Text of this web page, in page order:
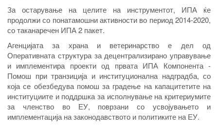
За остарување на целите на инструментот, ИПА ќе
продолжи со понатамошни активности во период 2014-2020,
со таканаречен ИПА 2 пакет.
Агенцијата за храна и ветеринарство е дел од
Оперативната структура за децентрализирано управување
и имплементира проекти од првата ИПА Компонента -
Помош при транзиција и институционална надградба, со
која се обезбедува помош за градење на капацитетите на
институциите и поддршка за исполнување на критериумите
за членство во ЕУ, поврзани со усвојувањето и
имплементација на законодавството и политиките на ЕУ.